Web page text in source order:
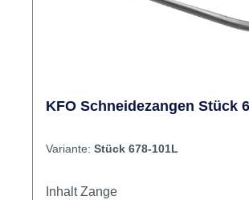
KFO Schneidezangen Stück
Variante: Stück 678-101L
Inhalt Zange